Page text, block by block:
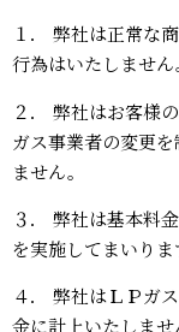
１． 弊社は正常な
⾏為はいたしません
２． 弊社はお客様
ガス事業者の変更
ません。
３． 弊社は基本料
を実施してまいりま
４． 弊社はＬＰガ
⾦に計上いたしま